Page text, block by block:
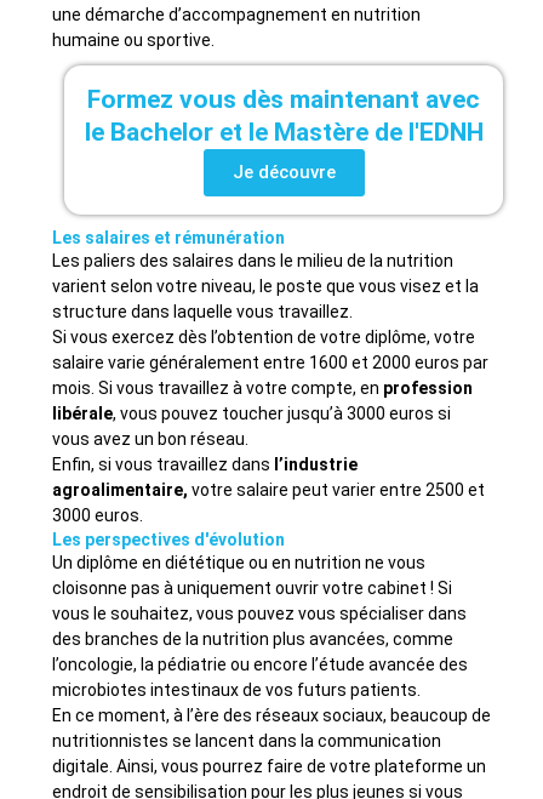
une démarche d’accompagnement en nutrition
humaine ou sportive.
Formez vous dès maintenant avec
le Bachelor et le Mastère de l'EDNH
Je découvre
Les salaires et rémunération
Les paliers des salaires dans le milieu de la nutrition
varient selon votre niveau, le poste que vous visez et la
structure dans laquelle vous travaillez.
Si vous exercez dès l’obtention de votre diplôme, votre
salaire varie généralement entre 1600 et 2000 euros par
mois. Si vous travaillez à votre compte, en profession
libérale, vous pouvez toucher jusqu’à 3000 euros si
vous avez un bon réseau.
Enfin, si vous travaillez dans l’industrie
agroalimentaire, votre salaire peut varier entre 2500 et
3000 euros.
Les perspectives d'évolution
Un diplôme en diététique ou en nutrition ne vous
cloisonne pas à uniquement ouvrir votre cabinet ! Si
vous le souhaitez, vous pouvez vous spécialiser dans
des branches de la nutrition plus avancées, comme
l’oncologie, la pédiatrie ou encore l’étude avancée des
microbiotes intestinaux de vos futurs patients.
En ce moment, à l’ère des réseaux sociaux, beaucoup de
nutritionnistes se lancent dans la communication
digitale. Ainsi, vous pourrez faire de votre plateforme un
endroit de sensibilisation pour les plus jeunes si vous